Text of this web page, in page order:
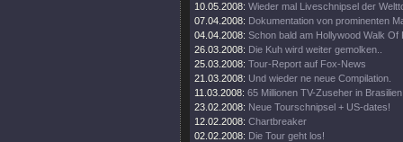
10.05.2008: Wieder mal Liveschnipsel der
07.04.2008: Dokumentation von prominenten
04.04.2008: Schon bald am Hollywood Walk Of
26.03.2008: Die Kuh wird weiter gemolken..
25.03.2008: Tour-Report auf Fox-News
21.03.2008: Und wieder ne neue Compilation.
11.03.2008: 65 Millionen TV-Zuseher in
23.02.2008: Neue Tourschnipsel + US-dates!
12.02.2008: Chartbreaker
02.02.2008: Die Tour geht los!